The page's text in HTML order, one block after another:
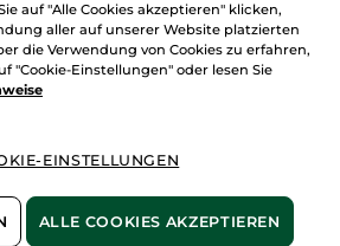
auf "Alle Cookies akzeptieren" klicken,
aller auf unserer Website platzierten
die Verwendung von Cookies zu erfahren,
"Cookie-Einstellungen" oder lesen Sie
EINSTELLUNGEN
ALLE COOKIES AKZEPTIEREN